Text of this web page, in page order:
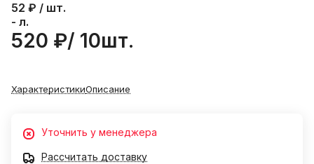
52 ₽ / шт.
- л.
520 ₽/ 10шт.
ХарактеристикиОписание
Уточнить у менеджера
Рассчитать доставку